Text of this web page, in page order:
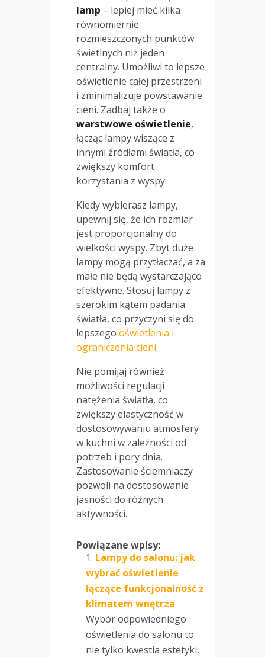
lamp – lepiej mieć kilka
równomiernie
rozmieszczonych punktów
świetlnych niż jeden
centralny. Umożliwi to lepsze
oświetlenie całej przestrzeni
i zminimalizuje powstawanie
cieni. Zadbaj także o
warstwowe oświetlenie,
łącząc lampy wiszące z
innymi źródłami światła, co
zwiększy komfort
korzystania z wyspy.
Kiedy wybierasz lampy,
upewnij się, że ich rozmiar
jest proporcjonalny do
wielkości wyspy. Zbyt duże
lampy mogą przytłaczać, a za
małe nie będą wystarczająco
efektywne. Stosuj lampy z
szerokim kątem padania
światła, co przyczyni się do
lepszego oświetlenia i
ograniczenia cieni.
Nie pomijaj również
możliwości regulacji
natężenia światła, co
zwiększy elastyczność w
dostosowywaniu atmosfery
w kuchni w zależności od
potrzeb i pory dnia.
Zastosowanie ściemniaczy
pozwoli na dostosowanie
jasności do różnych
aktywności.
Powiązane wpisy:
Lampy do salonu: jak
wybrać oświetlenie
łączące funkcjonalność z
klimatem wnętrza
Wybór odpowiedniego
oświetlenia do salonu to
nie tylko kwestia estetyki,